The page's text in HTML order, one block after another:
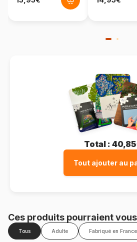
Total :
Tout ajouter au
Ces produits pourraient
Tous Adulte Fabriqué en France